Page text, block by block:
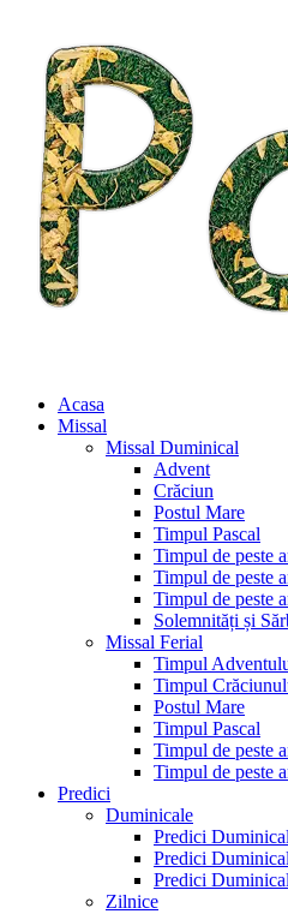
Acasa
Missal
Missal Duminical
Advent
Crăciun
Postul Mare
Timpul Pascal
Timpul de peste
Timpul de peste
Timpul de peste
Solemnități și
Missal Ferial
Timpul
Timpul
Postul Mare
Timpul Pascal
Timpul de peste
Timpul de peste
Predici
Duminicale
Predici
Predici
Predici
Zilnice